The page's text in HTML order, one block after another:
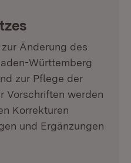
Änderung des
Württemberg
zur Pflege der
Vorschriften werden
Korrekturen
und Ergänzungen